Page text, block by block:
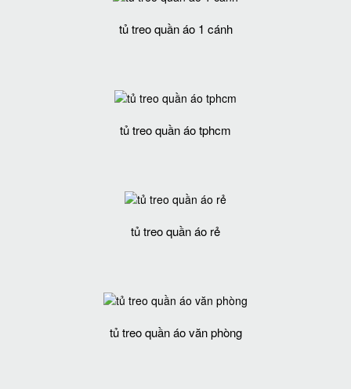
tủ treo quần áo 1 cánh
tủ treo quần áo tphcm
tủ treo quần áo rẻ
tủ treo quần áo văn phòng